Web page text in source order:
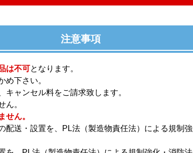
注意事項
は不可となります。
め下さい。
ャンセル料をご請求致します。
ん。
せん。
配送・設置を、PL法（製造物責任法）による規制